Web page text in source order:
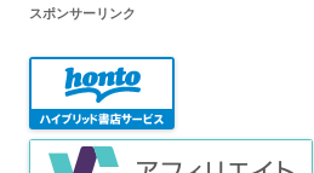
スポンサーリンク